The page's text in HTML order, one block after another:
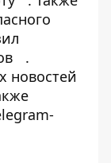
.
новостей